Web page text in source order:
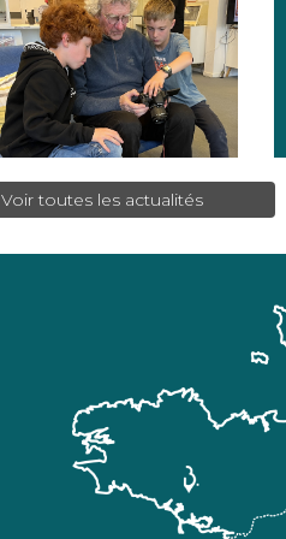
Voir toutes les actualités